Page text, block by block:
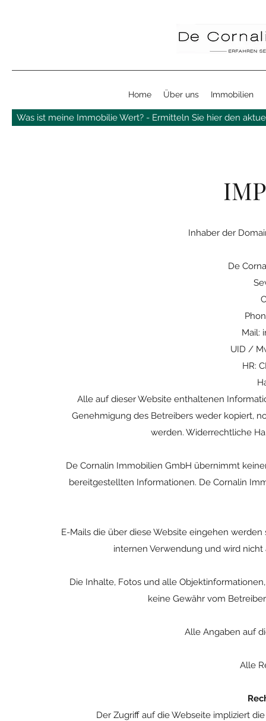
Home Über uns Immobilien
Was ist meine Immobilie Wert? - Ermitteln Sie hier den
Inhaber der
De
Mail:
UID /
HR:
Alle auf dieser Website enthaltenen
Genehmigung des Betreibers weder kopiert,
werden. Widerrechtliche
De Cornalin Immobilien GmbH übernimmt
bereitgestellten Informationen. De Cornalin
E-Mails die über diese Website eingehen
internen Verwendung und wird
Die Inhalte, Fotos und alle
keine Gewähr vom
Alle Angaben auf
Alle
Der Zugriff auf die Webseite impliziert